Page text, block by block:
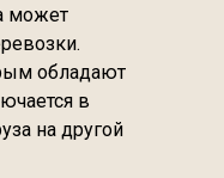
может
обладают
в
на другой